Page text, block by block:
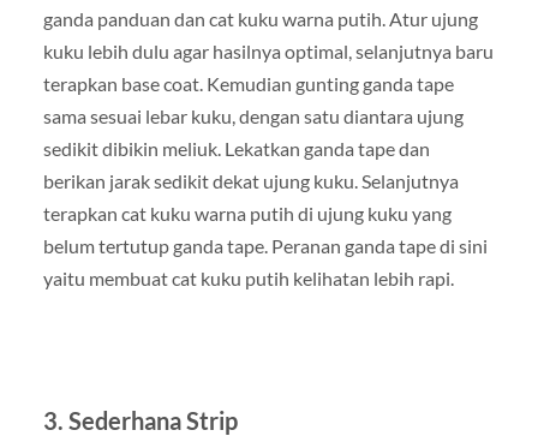
ganda panduan dan cat kuku warna putih. Atur ujung
kuku lebih dulu agar hasilnya optimal, selanjutnya baru
terapkan base coat. Kemudian gunting ganda tape
sama sesuai lebar kuku, dengan satu diantara ujung
sedikit dibikin meliuk. Lekatkan ganda tape dan
berikan jarak sedikit dekat ujung kuku. Selanjutnya
terapkan cat kuku warna putih di ujung kuku yang
belum tertutup ganda tape. Peranan ganda tape di sini
yaitu membuat cat kuku putih kelihatan lebih rapi.
3. Sederhana Strip